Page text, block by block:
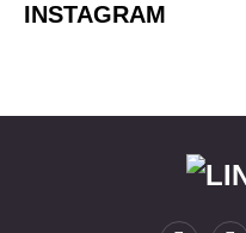
INSTAGRAM